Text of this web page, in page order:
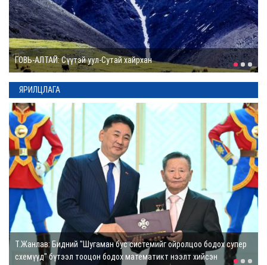
ӨНӨӨДӨР: Олон
улсын монголч
эрдэмтний XIII их
хурал эхэлнэ
ДОРНОД: Их
бурхантыг тахилаа
16 цаг
ДЭЛХИЙН ДОЛОО
ХОНОГ: Испани-
Мароккогийн хил
дээр байдал
тогтворжжээ
20 цаг
Д.Төрбаяр: Увс нуурын усны түвшин багасаж байна
ЯРИЛЦЛАГА
М.Нурбол: Тэтгэлэг надад боломжоос илүү хариуцлага авчирсан